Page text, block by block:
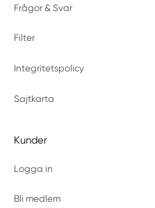
Frågor & Svar
Filter
Integritetspolicy
Sajtkarta
Kunder
Logga in
Bli medlem